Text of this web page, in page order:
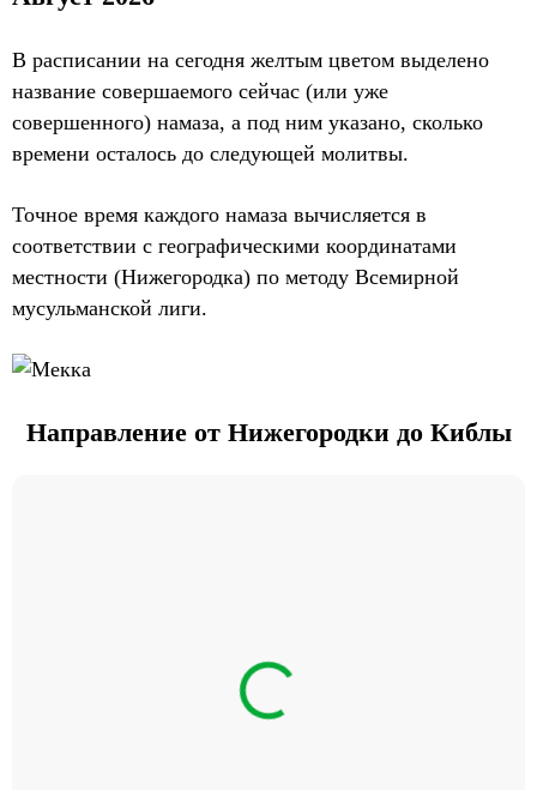
В расписании на сегодня желтым цветом выделено
название совершаемого сейчас (или уже
совершенного) намаза, а под ним указано, сколько
времени осталось до следующей молитвы.
Точное время каждого намаза вычисляется в
соответствии с географическими координатами
местности (Нижегородка) по методу Всемирной
мусульманской лиги.
Направление от Нижегородки до Киблы